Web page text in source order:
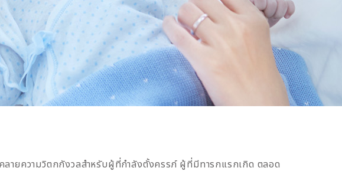
ายความวิตกกังวลสำหรับผู้ที่กำลังตั้งครรภ์ ผู้ที่มีทารกแรกเกิด ตลอด